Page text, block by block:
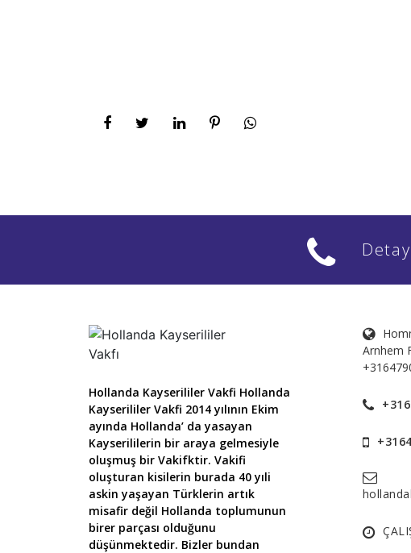
Hollanda Kayserililer Vakfi Hollanda
Kayserililer Vakfi 2014 yılının Ekim
ayında Hollanda’ da yasayan
Kayserililerin bir araya gelmesiyle
oluşmuş bir Vakifktir. Vakifi
oluşturan kisilerin burada 40 yıli
askin yaşayan Türklerin artık
misafir değil Hollanda toplumunun
birer parçası olduğunu
düşünmektedir. Bizler bundan
Arnhem